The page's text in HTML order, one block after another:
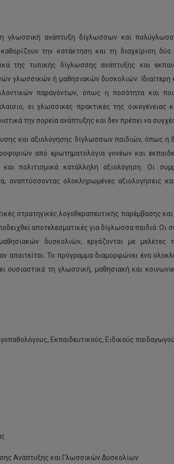
γλωσσική ανάπτυξη δίγλωσσων και
την κατάκτηση και τη διαχείριση
της τυπικής δίγλωσσης ανάπτυξης και
γλωσσικών ή μαθησιακών δυσκολιών. Ιδιαίτερη
παραγόντων, όπως η ποσότητα και
οι γλωσσικές πρακτικές της οικογένειας
την πορεία ανάπτυξης και δεν πρέπει να
και αξιολόγησης δίγλωσσων παιδιών, όπως η
από ερωτηματολόγια γονέων και
και πολιτισμικά κατάλληλη αξιολόγηση. Οι
ολοκληρωμένες αξιολογήσεις
στρατηγικές λογοθεραπευτικής παρέμβασης
αποτελεσματικές για δίγλωσσα παιδιά. Οι
δυσκολιών, εργάζονται με μελέτες
απαιτείται. Το πρόγραμμα διαμορφώνει ένα
ουσιαστικά τη γλωσσική, μαθησιακή και
Εκπαιδευτικούς, Ειδικούς
Ανάπτυξης και Γλωσσικών Δυσκολίων